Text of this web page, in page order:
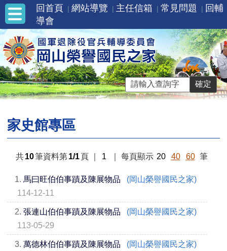
回首頁 網站導覽 主任信箱 常見問題
回輔
導會
家史館專區
共 10筆資料第 1/1 頁 1 每頁顯示 20 40 60 筆
1. 馬曰旺伯伯事蹟及陳展物品
(岡山榮譽國民之家)
114-12-11
2. 張連山伯伯事蹟及陳展物品
(岡山榮譽國民之家)
113-05-29
3. 萬德林伯伯事蹟及陳展物品
(岡山榮譽國民之家)